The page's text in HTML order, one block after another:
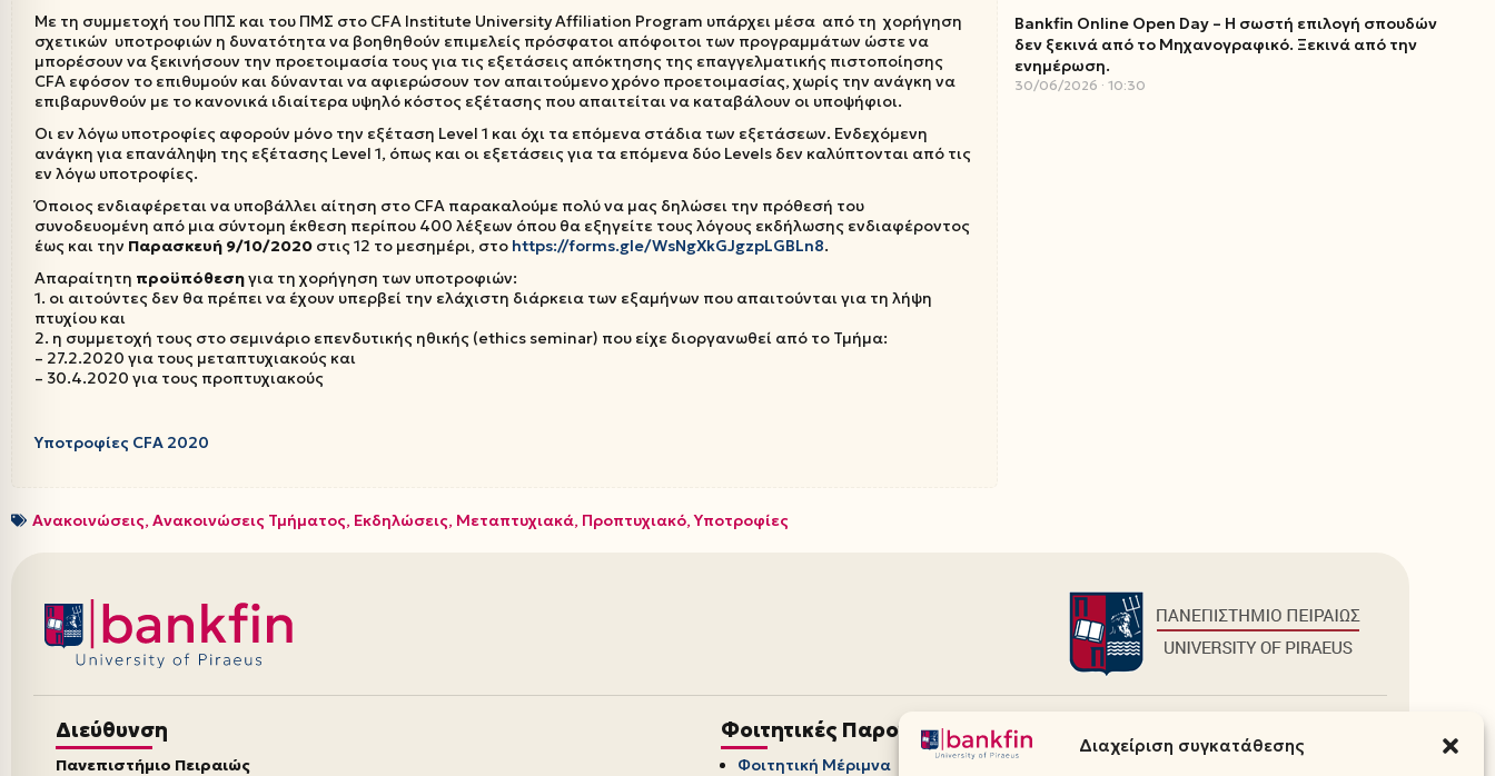
Διαχείριση συγκατάθεσης
Με τη συμμετοχή του ΠΠΣ και του ΠΜΣ στο CFA Institute University Affiliation Program υπάρχει μέσα από τη χορήγηση
σχετικών υποτροφιών η δυνατότητα να βοηθηθούν επιμελείς πρόσφατοι απόφοιτοι των προγραμμάτων ώστε να
μπορέσουν να ξεκινήσουν την προετοιμασία τους για τις εξετάσεις απόκτησης της επαγγελματικής πιστοποίησης
CFA εφόσον το επιθυμούν και δύνανται να αφιερώσουν τον απαιτούμενο χρόνο προετοιμασίας, χωρίς την ανάγκη να
επιβαρυνθούν με το κανονικά ιδιαίτερα υψηλό κόστος εξέτασης που απαιτείται να καταβάλουν οι υποψήφιοι.
Οι εν λόγω υποτροφίες αφορούν μόνο την εξέταση Level 1 και όχι τα επόμενα στάδια των εξετάσεων. Ενδεχόμενη
ανάγκη για επανάληψη της εξέτασης Level 1, όπως και οι εξετάσεις για τα επόμενα δύο Levels δεν καλύπτονται από τις
εν λόγω υποτροφίες.
Όποιος ενδιαφέρεται να υποβάλλει αίτηση στο CFA παρακαλούμε πολύ να μας δηλώσει την πρόθεσή του
συνοδευομένη από μια σύντομη έκθεση περίπου 400 λέξεων όπου θα εξηγείτε τους λόγους εκδήλωσης ενδιαφέροντος
έως και την Παρασκευή 9/10/2020 στις 12 το μεσημέρι, στο https://forms.gle/WsNgXkGJgzpLGBLn8.
Απαραίτητη προϋπόθεσηγια τη χορήγηση των υποτροφιών:
1. οι αιτούντες δεν θα πρέπει να έχουν υπερβεί την ελάχιστη διάρκεια των εξαμήνων που απαιτούνται για τη λήψη
πτυχίου και
2. η συμμετοχή τους στο σεμινάριο επενδυτικής ηθικής (ethics seminar) που είχε διοργανωθεί από το Τμήμα:
– 27.2.2020 για τους μεταπτυχιακούς και
– 30.4.2020 για τους προπτυχιακούς
Υποτροφίες CFA 2020
Bankfin Online Open Day – Η σωστή επιλογή σπουδών
δεν ξεκινά από το Μηχανογραφικό. Ξεκινά από την
ενημέρωση.
30/06/2026 10:30
Ανακοινώσεις, Ανακοινώσεις Τμήματος, Εκδηλώσεις, Μεταπτυχιακά, Προπτυχιακό,Υποτροφίες
Διεύθυνση
Πανεπιστήμιο Πειραιώς
Φοιτητικές Παροχές
Φοιτητική Μέριμνα